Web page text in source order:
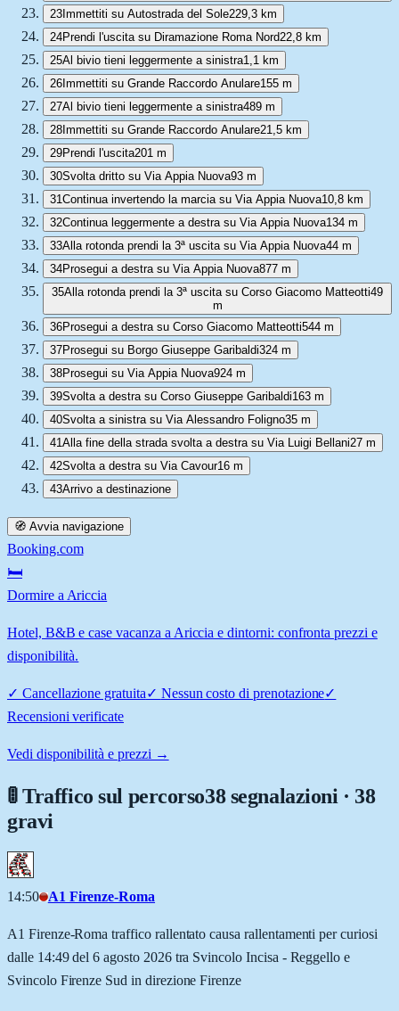
23Immettiti su Autostrada del Sole229,3 km
24Prendi l'uscita su Diramazione Roma Nord22,8 km
25Al bivio tieni leggermente a sinistra1,1 km
26Immettiti su Grande Raccordo Anulare155 m
27Al bivio tieni leggermente a sinistra489 m
28Immettiti su Grande Raccordo Anulare21,5 km
29Prendi l'uscita201 m
30Svolta dritto su Via Appia Nuova93 m
31Continua invertendo la marcia su Via Appia Nuova10,8 km
32Continua leggermente a destra su Via Appia Nuova134 m
33Alla rotonda prendi la 3ª uscita su Via Appia Nuova44 m
34Prosegui a destra su Via Appia Nuova877 m
35Alla rotonda prendi la 3ª uscita su Corso Giacomo Matteotti49
m
36Prosegui a destra su Corso Giacomo Matteotti544 m
37Prosegui su Borgo Giuseppe Garibaldi324 m
38Prosegui su Via Appia Nuova924 m
39Svolta a destra su Corso Giuseppe Garibaldi163 m
40Svolta a sinistra su Via Alessandro Foligno35 m
41Alla fine della strada svolta a destra su Via Luigi Bellani27 m
42Svolta a destra su Via Cavour16 m
43Arrivo a destinazione
🧭 Avvia navigazione
Booking.com
🛏️
Dormire a Ariccia
Hotel, B&B e case vacanza a Ariccia e dintorni: confronta prezzi e
disponibilità.
✓ Cancellazione gratuita✓ Nessun costo di prenotazione✓
Recensioni verificate
Vedi disponibilità e prezzi →
🚦 Traffico sul percorso38 segnalazioni · 38
gravi
14:50 A1 Firenze-Roma
A1 Firenze-Roma traffico rallentato causa rallentamenti per curiosi
dalle 14:49 del 6 agosto 2026 tra Svincolo Incisa - Reggello e
Svincolo Firenze Sud in direzione Firenze